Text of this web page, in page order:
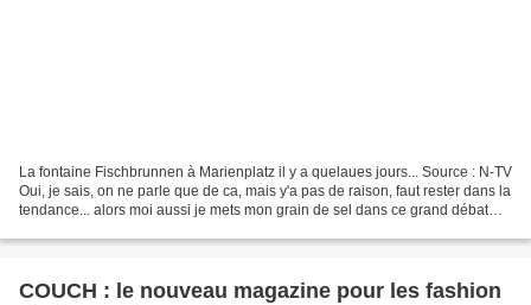
La fontaine Fischbrunnen à Marienplatz il y a quelaues jours... Source : N-TV
Oui, je sais, on ne parle que de ca, mais y'a pas de raison, faut rester dans la
tendance... alors moi aussi je mets mon grain de sel dans ce grand débat
COUCH : le nouveau magazine pour les fashion